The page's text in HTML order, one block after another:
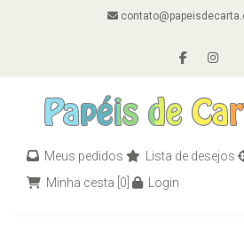
Meus pedidos Lista de desejos
Minha cesta [0] Login